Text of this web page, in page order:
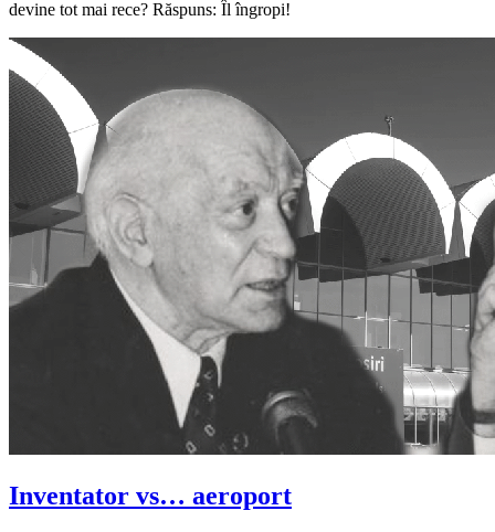
devine tot mai rece? Răspuns: Îl îngropi!
Inventator vs… aeroport